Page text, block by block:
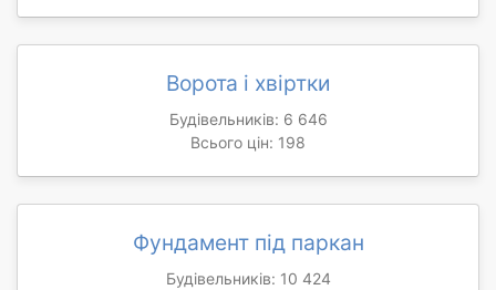
Ворота і хвіртки
Будівельників: 6 646
Всього цін: 198
Фундамент під паркан
Будівельників: 10 424